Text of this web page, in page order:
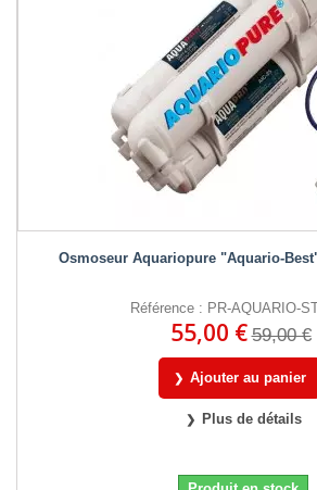
Osmoseur Aquariopure "Aquario-
Référence : PR-AQUARIO-
55,00 € 59,00 €
Ajouter au panier
Plus de détails